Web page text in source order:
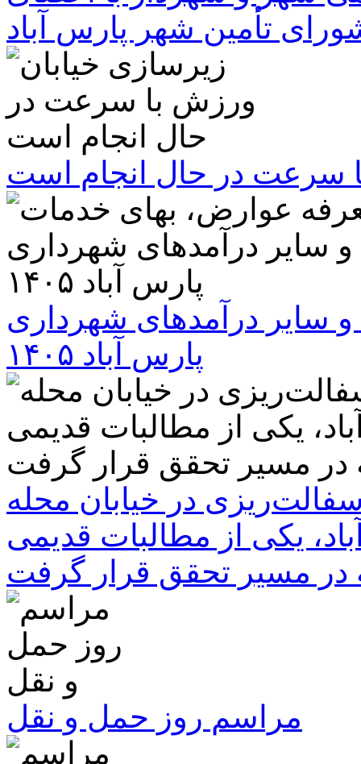
تأمین شهر پارس آباد
سرعت در حال انجام است
سایر درآمدهای شهرداری
پارس آباد ۱۴۰۵
در خیابان محله
یکی از مطالبات قدیمی
در مسیر تحقق قرار گرفت
مراسم روز حمل و نقل